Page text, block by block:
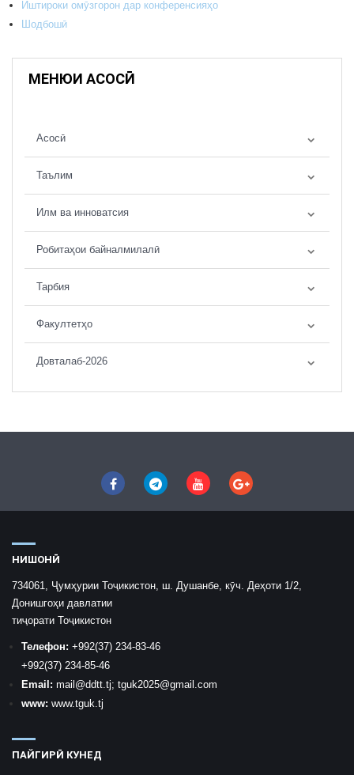
Иштироки омӯзгорон дар конференсияҳо
Шодбошӣ
МЕНЮИ АСОСӢ
Асосӣ
Таълим
Илм ва инноватсия
Робитаҳои байналмилалӣ
Тарбия
Факултетҳо
Довталаб-2026
НИШОНӢ
734061, Ҷумҳурии Тоҷикистон, ш. Душанбе, кӯч. Деҳоти 1/2,
Донишгоҳи давлатии
тиҷорати Тоҷикистон
Телефон: +992(37) 234-83-46
+992(37) 234-85-46
Email: mail @ddtt.tj; tguk2025@gmail.com
www: www.tguk.tj
ПАЙГИРӢ КУНЕД